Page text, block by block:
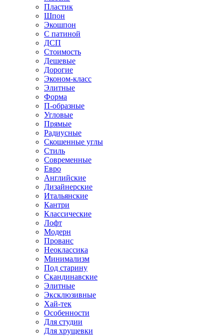
Пластик
Шпон
Экошпон
С патиной
ДСП
Стоимость
Дешевые
Дорогие
Эконом-класс
Элитные
Форма
П-образные
Угловые
Прямые
Радиусные
Скошенные углы
Стиль
Современные
Евро
Английские
Дизайнерские
Итальянские
Кантри
Классические
Лофт
Модерн
Прованс
Неоклассика
Минимализм
Под старину
Скандинавские
Элитные
Эксклюзивные
Хай-тек
Особенности
Для студии
Для хрущевки